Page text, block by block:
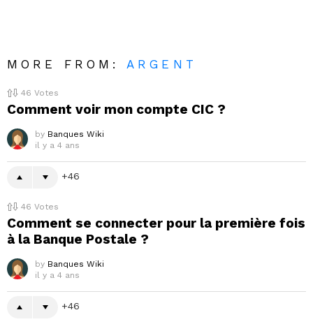
MORE FROM:ARGENT
46 Votes
Comment voir mon compte CIC ?
by Banques Wiki
il y a 4 ans
46
46 Votes
Comment se connecter pour la première fois
à la Banque Postale ?
by Banques Wiki
il y a 4 ans
46